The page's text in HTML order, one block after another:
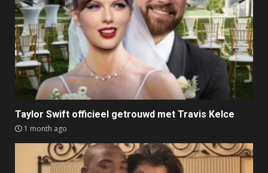
Taylor Swift officieel getrouwd met Travis Kelce
1 month ago